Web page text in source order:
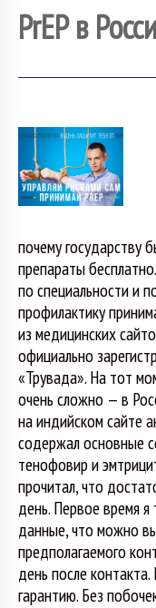
PrEP в
почему государству
препараты
по специальности и
профилактику
из медицинских
официально
«Трувада». На тот
очень сложно — в
на индийском сайте
содержал основные
тенофовир и
прочитал, что
день. Первое время
данные, что можно
предполагаемого
день после
гарантию. Без